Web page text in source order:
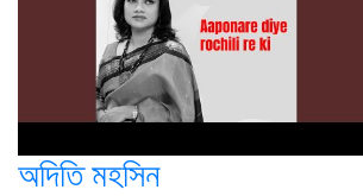
অদিতি মহসিন